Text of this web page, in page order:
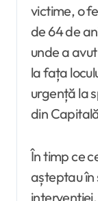
victime, o
de 64 de
unde a
la fața
urgență la
din
În timp ce
așteptau